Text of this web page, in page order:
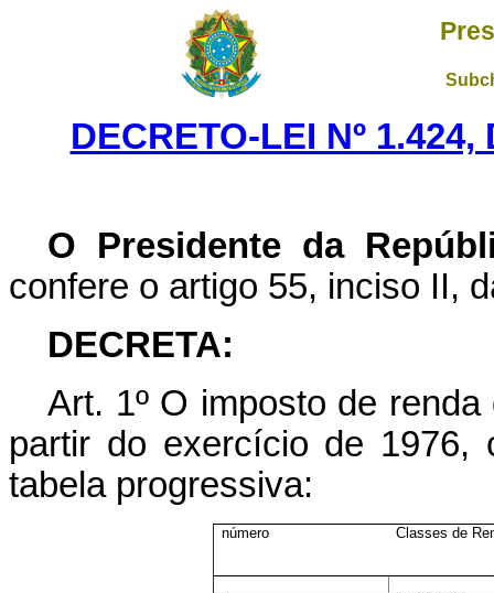
DECRETO-LEI Nº
O Presidente da
confere o artigo 55, inciso II,
DECRETA:
Art. 1º O imposto de
partir do exercício de 1976,
tabela progressiva:
número Classes de